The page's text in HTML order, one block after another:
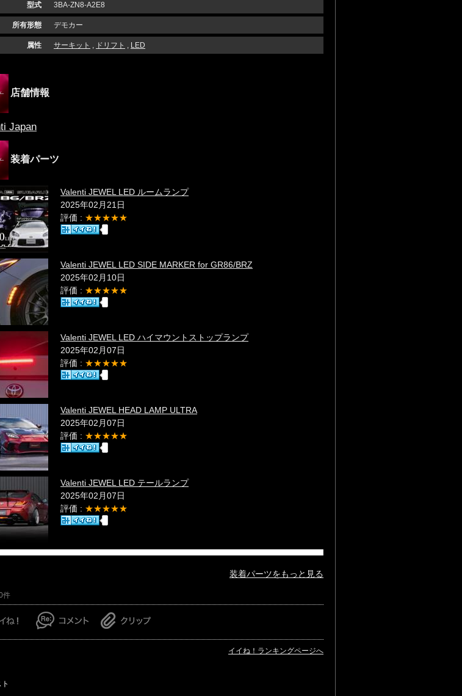
型式 3BA-ZN8-A2E8
所有形態 デモカー
属性 サーキット , ドリフト , LED
店舗情報
Japan
装着パーツ
Valenti JEWEL LED ルームランプ
2025年02月21日
評価 : ★★★★★
Valenti JEWEL LED SIDE MARKER for GR86/BRZ
2025年02月10日
評価 : ★★★★★
Valenti JEWEL LED ハイマウントストップランプ
2025年02月07日
評価 : ★★★★★
Valenti JEWEL HEAD LAMP ULTRA
2025年02月07日
評価 : ★★★★★
Valenti JEWEL LED テールランプ
2025年02月07日
評価 : ★★★★★
装着パーツをもっと見る
件
イイね！ランキングページへ